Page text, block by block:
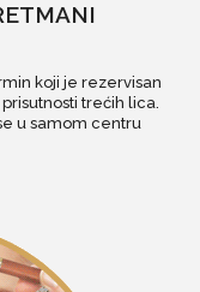
koji je rezervisan
trećih lica.
u samom centru